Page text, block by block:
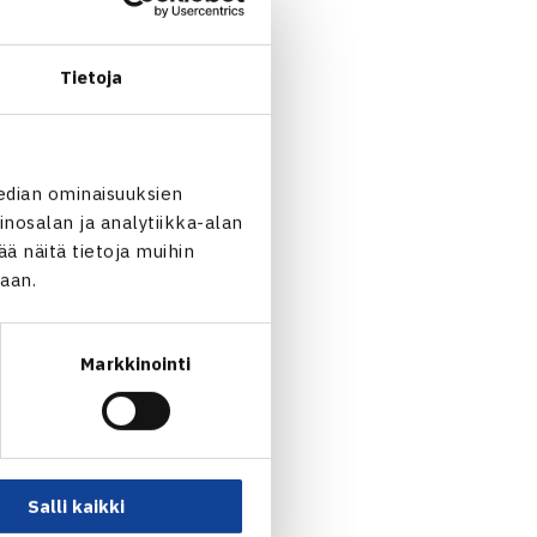
Tietoja
ominaisuuksien
ja analytiikka-alan
näitä tietoja muihin
Markkinointi
Salli kaikki